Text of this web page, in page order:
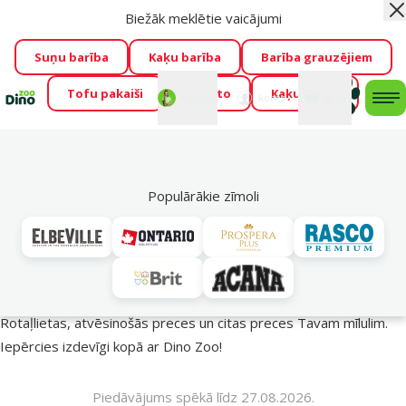
Visu mēnesi Dino Zoo piedāvā lieliskas cenas mīluļu TOP
barībām! 🍖→Skatīt piedāvājumu!
Fotokonkurss “GADA ŪSAIŅI”!
Varbūt tieši Tavs mīlulis
būs 2027. gada zvaigzne
→Piedalīties
Mans
konts
Biežāk meklētie vaicājumi
Suņu barība Kaķu barība Barība grauzējiem
Tofu pakaiši Foresto Kaķu mājas
Populārākie zīmoli
Vasara turpinās – atlaides katrai gaumei!
Rotaļlietas, atvēsinošās preces un citas preces Tavam mīlulim.
Iepērcies izdevīgi kopā ar Dino Zoo!
Piedāvājums spēkā līdz 27.08.2026.